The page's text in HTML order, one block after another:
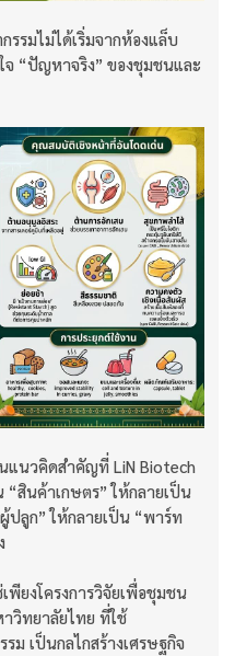
รมไม่ได้เริ่มจากห้องแล็บ
จ “ปัญหาจริง” ของชุมชนและ
แนวคิดสำคัญที่ LiN Biotech
สินค้าเกษตร” ให้กลายเป็น
ลูก” ให้กลายเป็น “พาร์ท
พียงโครงการวิจัยเพื่อชุมชน
วิทยาลัยไทย ที่ใช้
ม เป็นกลไกสร้างเศรษฐกิจ